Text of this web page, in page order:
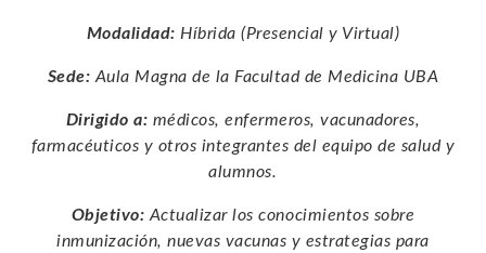
Modalidad: Híbrida (Presencial y Virtual)
Sede: Aula Magna de la Facultad de Medicina UBA
Dirigido a: médicos, enfermeros, vacunadores,
farmacéuticos y otros integrantes del equipo de salud y
alumnos.
Objetivo: Actualizar los conocimientos sobre
inmunización, nuevas vacunas y estrategias para